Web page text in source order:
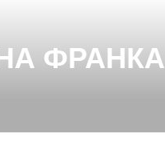
ФРАНКА